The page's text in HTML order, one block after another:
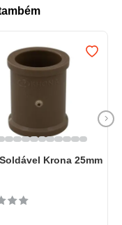
Krona 25mm